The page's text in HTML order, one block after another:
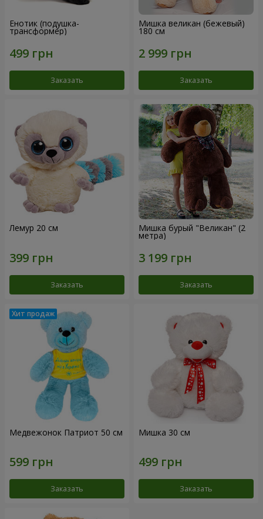
Енотик (подушка-
трансформер)
Заказать
Мишка великан (бежевый)
180 см
Заказать
Лемур 20 см
Заказать
Мишка бурый "Великан" (2
метра)
Заказать
Медвежонок Патриот 50 см
Заказать
Мишка 30 см
Заказать